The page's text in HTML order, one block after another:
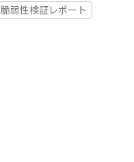
脆弱性検証レポート